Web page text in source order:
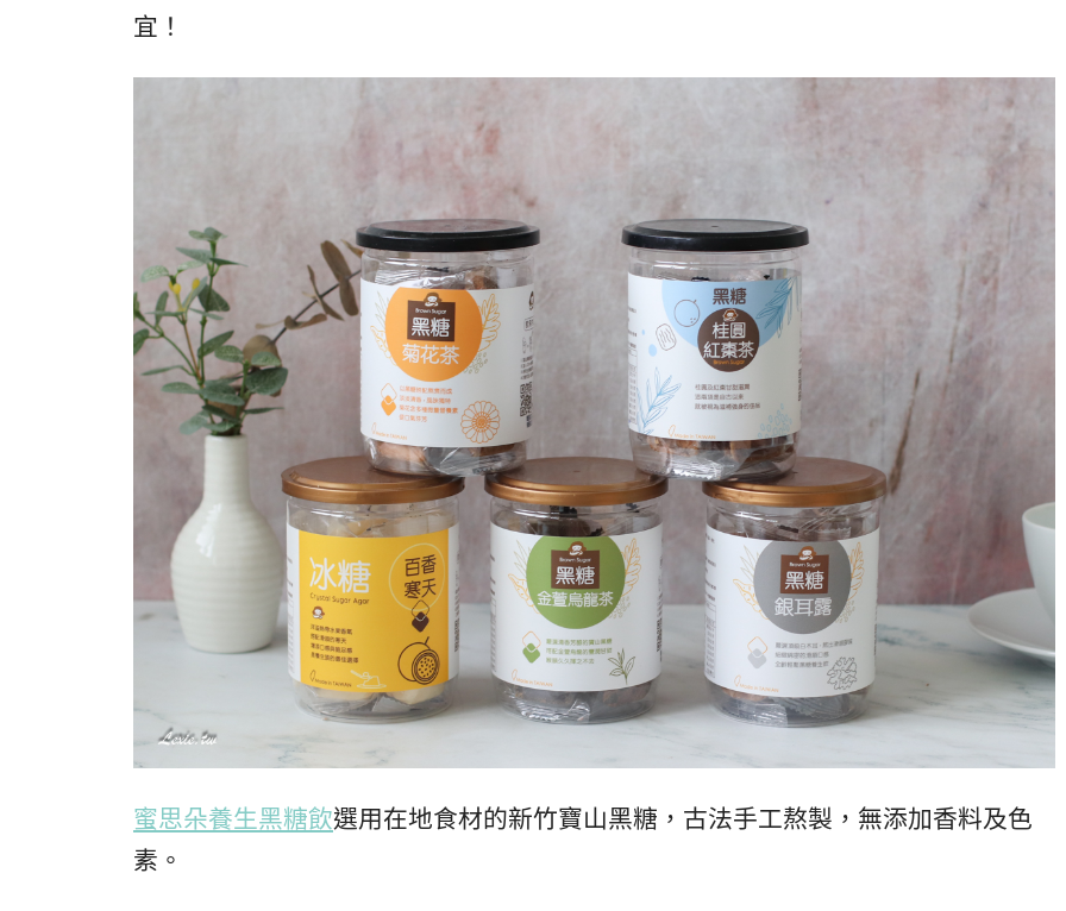
宜！
蜜思朵養生黑糖飲選用在地食材的新竹寶山黑糖，古法手工熬製，無添加香料及色
素。